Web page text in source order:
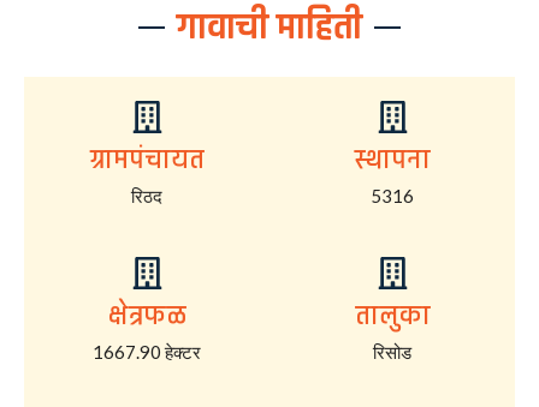
गावाची माहिती
ग्रामपंचायत
रिठद
स्थापना
5316
क्षेत्रफळ
1667.90 हेक्टर
तालुका
रिसोड